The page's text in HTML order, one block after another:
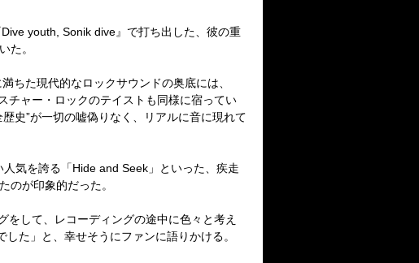
youth, Sonik dive』で打ち出した、彼の重
た。
ちた現代的なロックサウンドの奥底には、
チャー・ロックのテイストも同様に宿ってい
史”が一切の嘘偽りなく、リアルに音に現れて
気を誇る「Hide and Seek」といった、疾走
のが印象的だった。
して、レコーディングの途中に色々と考え
た」と、幸せそうにファンに語りかける。